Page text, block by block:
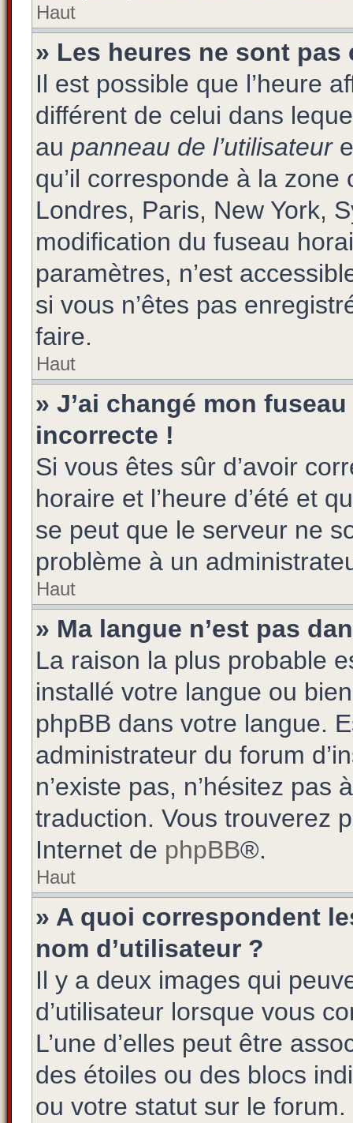
Haut
» Les heures ne sont pas
Il est possible que l’heure
différent de celui dans
au panneau de l’utilisateur
qu’il corresponde à la
Londres, Paris, New York,
modification du fuseau
paramètres, n’est
si vous n’êtes pas
faire.
Haut
» J’ai changé mon
incorrecte !
Si vous êtes sûr d’avoir
horaire et l’heure d’été et
se peut que le serveur ne
problème à un
Haut
» Ma langue n’est pas
La raison la plus probable
installé votre langue ou
phpBB dans votre langue.
administrateur du forum
n’existe pas, n’hésitez
traduction. Vous trouverez
Internet de phpBB®.
Haut
» A quoi correspondent
nom d’utilisateur ?
Il y a deux images qui
d’utilisateur lorsque vous
L’une d’elles peut être
des étoiles ou des blocs
ou votre statut sur le